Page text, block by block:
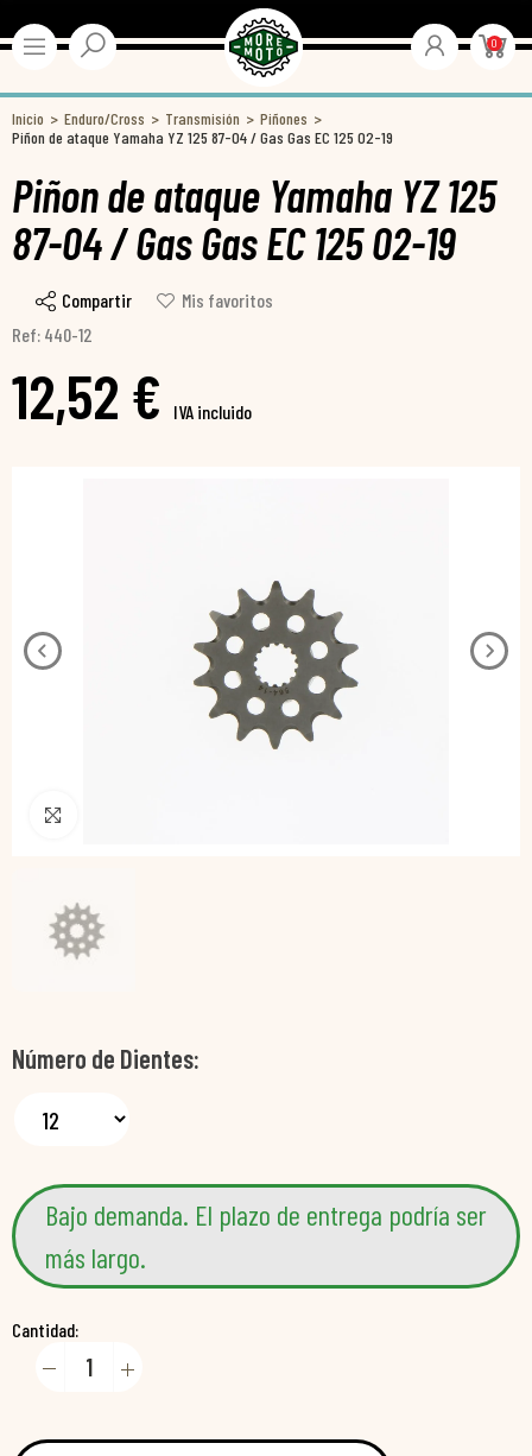
0
Inicio Enduro/Cross Transmisión
Piñones
Piñon de ataque Yamaha YZ 125 87-04 / Gas Gas EC 125 02-19
Piñon de ataque Yamaha YZ 125
87-04 / Gas Gas EC 125 02-19
Compartir
Mis favoritos
Ref: 440-12
12,52 € IVA incluido
Número de Dientes
Bajo demanda. El plazo de entrega podría ser
más largo.
Cantidad: